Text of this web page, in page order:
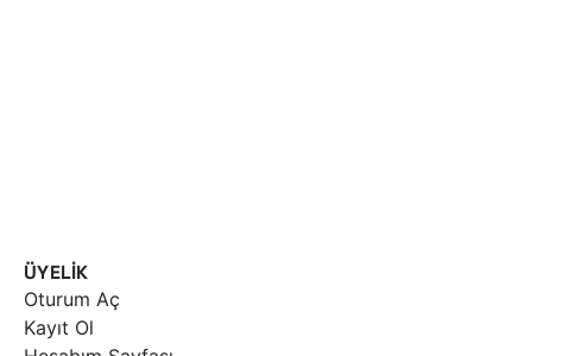
ÜYELİK
Oturum Aç
Kayıt Ol